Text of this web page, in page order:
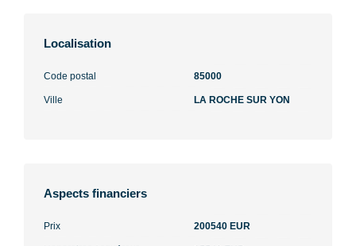
Localisation
Code postal 85000
Ville LA ROCHE SUR YON
Aspects financiers
Prix 200540 EUR